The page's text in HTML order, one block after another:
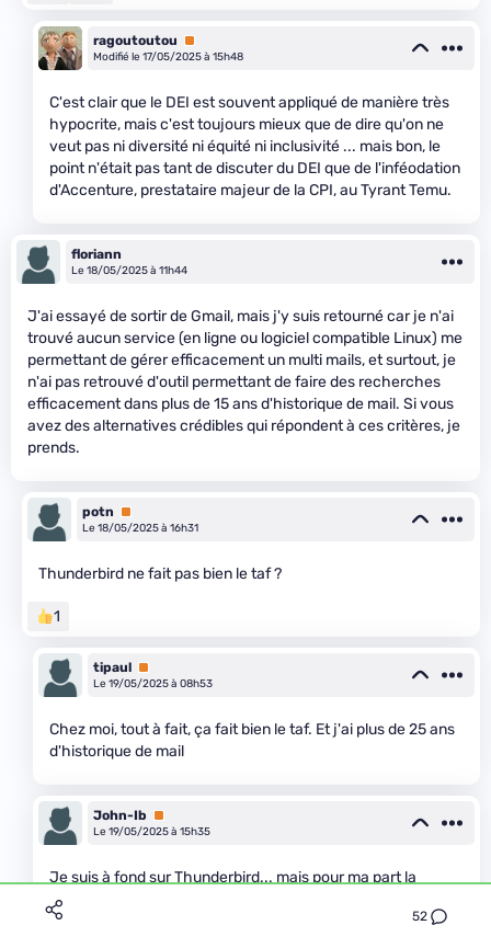
52
ragoutoutou
Premium
Modifié le 17/05/2025 à 15h48
C'est clair que le DEI est souvent appliqué de manière très
hypocrite, mais c'est toujours mieux que de dire qu'on ne
veut pas ni diversité ni équité ni inclusivité ... mais bon, le
point n'était pas tant de discuter du DEI que de l'inféodation
d'Accenture, prestataire majeur de la CPI, au Tyrant Temu.
floriann
Le 18/05/2025 à 11h44
J'ai essayé de sortir de Gmail, mais j'y suis retourné car je n'ai
trouvé aucun service (en ligne ou logiciel compatible Linux) me
permettant de gérer efficacement un multi mails, et surtout, je
n'ai pas retrouvé d'outil permettant de faire des recherches
efficacement dans plus de 15 ans d'historique de mail. Si vous
avez des alternatives crédibles qui répondent à ces critères, je
prends.
potn
Premium
Le 18/05/2025 à 16h31
Thunderbird ne fait pas bien le taf ?
1
tipaul Premium
Le 19/05/2025 à 08h53
Chez moi, tout à fait, ça fait bien le taf. Et j'ai plus de 25 ans
d'historique de mail
John-Ib
Premium
Le 19/05/2025 à 15h35
Je suis à fond sur Thunderbird... mais pour ma part la
gestion de la recherche dans les mail est assez decevante
quand meme.. (pas que celle du client lourd outlook soit